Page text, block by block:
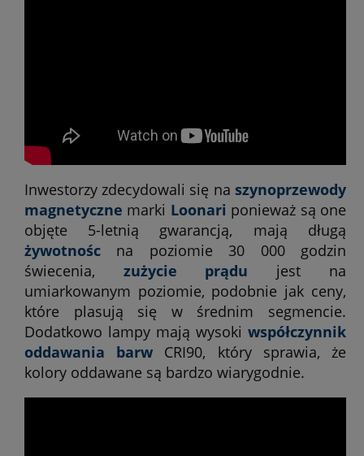
Inwestorzy zdecydowali się na szynoprzewody
magnetyczne marki Loonari ponieważ są one
objęte 5-letnią gwarancją, mają długą
żywotnoścna poziomie 30 000 godzin
świecenia, zużycie prądu jest na
umiarkowanym poziomie, podobnie jak ceny,
które plasują się w średnim segmencie.
Dodatkowo lampy mają wysoki współczynnik
oddawania barw CRI90, który sprawia, że
kolory oddawane są bardzo wiarygodnie.